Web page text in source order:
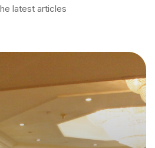
latest articles